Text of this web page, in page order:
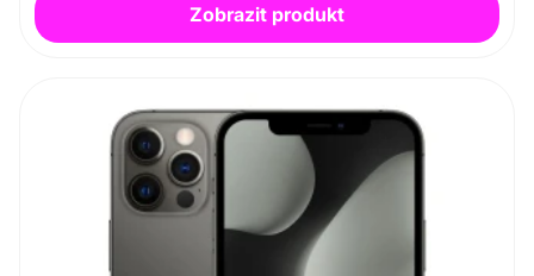
Zobrazit produkt